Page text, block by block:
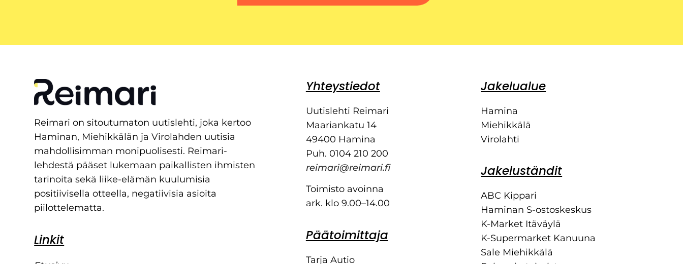
Reimari on sitoutumaton uutislehti, joka kertoo
Haminan, Miehikkälän ja Virolahden uutisia
mahdollisimman monipuolisesti. Reimari-
lehdestä pääset lukemaan paikallisten ihmisten
tarinoita sekä liike-elämän kuulumisia
positiivisella otteella, negatiivisia asioita
piilottelematta.
Linkit
Yhteystiedot
Uutislehti Reimari
Maariankatu 14
49400 Hamina
Puh. 0104 210 200
reimari@reimari.fi
Toimisto avoinna
ark. klo 9.00–14.00
Päätoimittaja
Tarja Autio
Jakelualue
Hamina
Miehikkälä
Virolahti
Jakeluständit
ABC Kippari
Haminan S-ostoskeskus
K-Market Itäväylä
K-Supermarket Kanuuna
Sale Miehikkälä